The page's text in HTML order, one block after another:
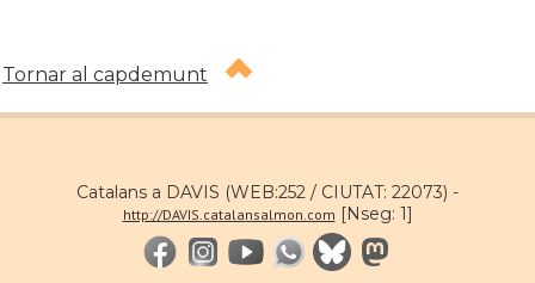
Tornar al capdemunt
Catalans a DAVIS (WEB:252 / CIUTAT: 22073) -
http://DAVIS.catalansalmon.com [Nseg: 1]